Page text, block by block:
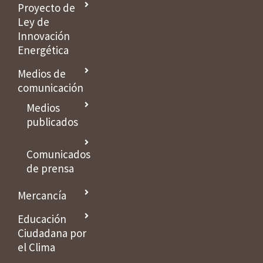
Proyecto de
Ley de
Innovación
Energética
Medios de
comunicación
Medios
publicados
Comunicados
de prensa
Mercancía
Educación
Ciudadana por
el Clima